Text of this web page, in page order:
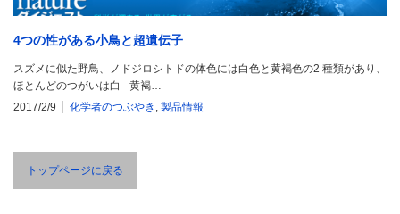
4つの性がある小鳥と超遺伝子
スズメに似た野鳥、ノドジロシトドの体色には白色と黄褐色の2 種類があり、
ほとんどのつがいは白– 黄褐…
2017/2/9
化学者のつぶやき , 製品情報
トップページに戻る